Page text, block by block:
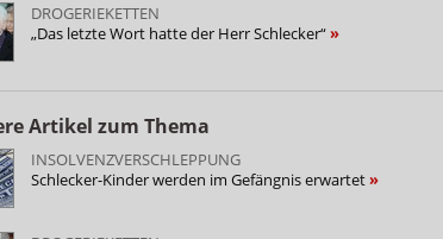
DROGERIEKETTEN
„Das letzte Wort hatte der Herr Schlecker“
Artikel zum Thema
INSOLVENZVERSCHLEPPUNG
Schlecker-Kinder werden im Gefängnis erwartet